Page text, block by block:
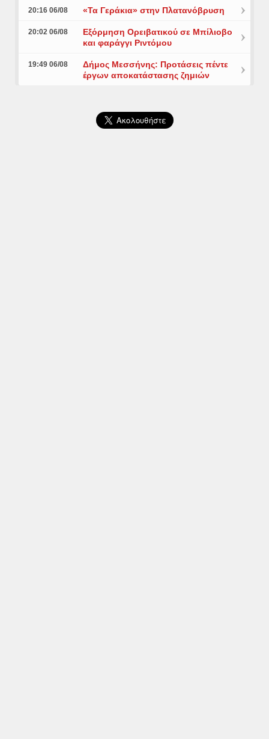
20:16 06/08 «Τα Γεράκια» στην Πλατανόβρυση
20:02 06/08
Εξόρμηση Ορειβατικού σε Μπίλιοβο
και φαράγγι Ριντόμου
19:49 06/08
Δήμος Μεσσήνης: Προτάσεις πέντε
έργων αποκατάστασης ζημιών